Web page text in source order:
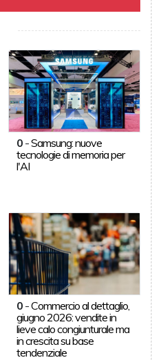
0 -Samsung: nuove
tecnologie di memoria per
l'AI
0 -Commercio al dettaglio,
giugno 2026: vendite in
lieve calo congiunturale ma
in crescita su base
tendenziale